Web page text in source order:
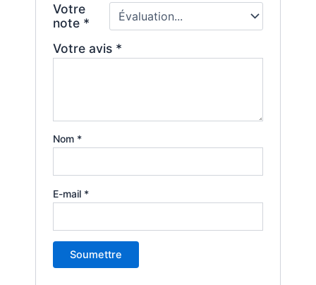
Votre
note *
Votre avis *
Nom *
E-mail *